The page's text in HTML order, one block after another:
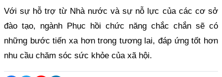
Với sự hỗ trợ từ Nhà nước và sự nỗ lực của các cơ sở
đào tạo, ngành Phục hồi chức năng chắc chắn sẽ có
những bước tiến xa hơn trong tương lai, đáp ứng tốt hơn
nhu cầu chăm sóc sức khỏe của xã hội.